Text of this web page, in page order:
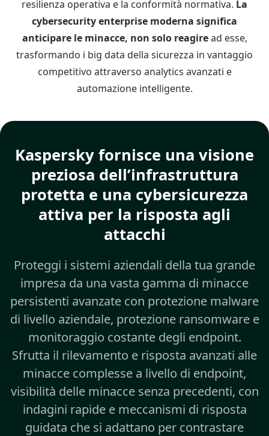
resilienza operativa e la conformità normativa. La
cybersecurity enterprise moderna significa
anticipare le minacce, non solo reagiread esse,
trasformando i big data della sicurezza in vantaggio
competitivo attraverso analytics avanzati e
automazione intelligente.
Kaspersky fornisce una visione
preziosa dell’infrastruttura
protetta e una cybersicurezza
attiva per la risposta agli
attacchi
Proteggi i sistemi aziendali della tua grande
impresa da una vasta gamma di minacce
persistenti avanzate con protezione malware
di livello aziendale, protezione ransomware e
monitoraggio costante degli endpoint.
Sfrutta il rilevamento e risposta avanzati alle
minacce complesse a livello di endpoint,
visibilità delle minacce senza precedenti, con
indagini rapide e meccanismi di risposta
guidata che si adattano per contrastare